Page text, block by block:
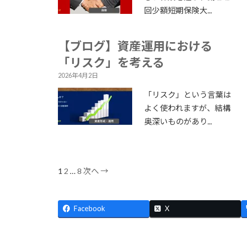
回少額短期保険大...
【ブログ】資産運用における
「リスク」を考える
2026年4月2日
「リスク」という言葉は
よく使われますが、結構
奥深いものがあり...
1 2 … 8 次へ →
Facebook X